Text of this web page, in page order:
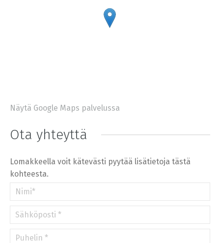
+
−
©OpenStreetMap contributors.
»
Näytä Google Maps palvelussa
Ota yhteyttä
Lomakkeella voit kätevästi pyytää lisätietoja tästä
kohteesta.